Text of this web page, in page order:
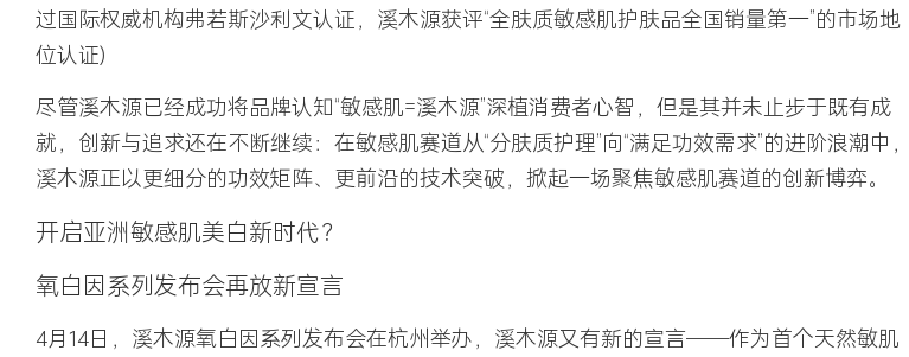
过国际权威机构弗若斯沙利文认证，溪木源获评“全肤质敏感肌护肤品全国销量第一”的市场地
位认证)
尽管溪木源已经成功将品牌认知“敏感肌=溪木源”深植消费者心智，但是其并未止步于既有成
就，创新与追求还在不断继续：在敏感肌赛道从“分肤质护理”向“满足功效需求”的进阶浪潮中，
溪木源正以更细分的功效矩阵、更前沿的技术突破，掀起一场聚焦敏感肌赛道的创新博弈。
开启亚洲敏感肌美白新时代？
氧白因系列发布会再放新宣言
4月14日，溪木源氧白因系列发布会在杭州举办，溪木源又有新的宣言——作为首个天然敏肌